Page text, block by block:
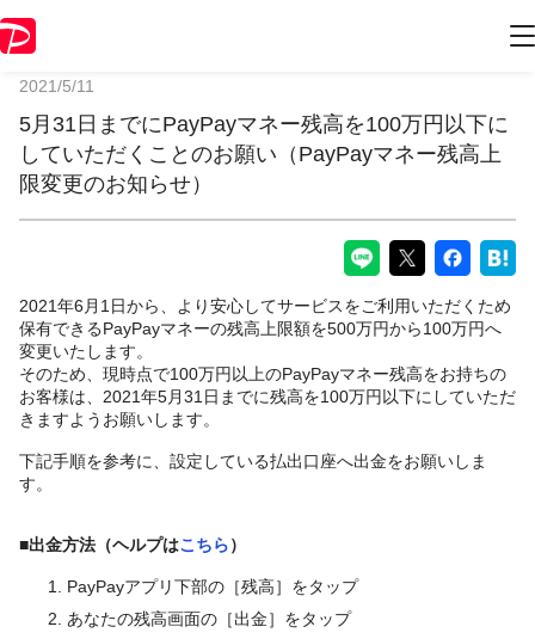
2021/5/11
5月31日までにPayPayマネー残高を100万円以下に
していただくことのお願い（PayPayマネー残高上
限変更のお知らせ）
2021年6月1日から、より安心してサービスをご利用いただくため
保有できるPayPayマネーの残高上限額を500万円から100万円へ
変更いたします。
そのため、現時点で100万円以上のPayPayマネー残高をお持ちの
お客様は、2021年5月31日までに残高を100万円以下にしていただ
きますようお願いします。
下記手順を参考に、設定している払出口座へ出金をお願いしま
す。
■出金方法（ヘルプはこちら）
PayPayアプリ下部の［残高］をタップ
あなたの残高画面の［出金］をタップ